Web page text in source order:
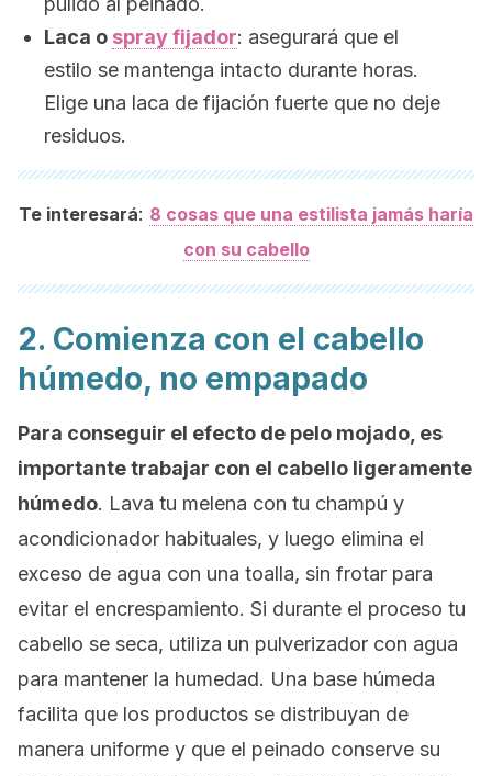
Laca o sprayfijador: asegurará que el
estilo se mantenga intacto durante horas.
Elige una laca de fijación fuerte que no deje
residuos.
Te interesará: 8 cosas que una estilista jamás haría
con su cabello
2. Comienza con el cabello
húmedo, no empapado
Para conseguir el efecto de pelo mojado, es
importante trabajar con el cabello ligeramente
húmedo. Lava tu melena con tu champú y
acondicionador habituales, y luego elimina el
exceso de agua con una toalla, sin frotar para
evitar el encrespamiento. Si durante el proceso tu
cabello se seca, utiliza un pulverizador con agua
para mantener la humedad. Una base húmeda
facilita que los productos se distribuyan de
manera uniforme y que el peinado conserve su